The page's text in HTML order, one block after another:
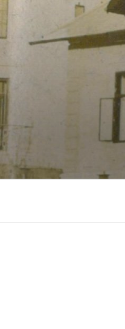
Inhalt
springen